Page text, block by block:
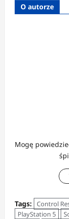
O autorze
Mogę
Tags: Control
PlayStation 5